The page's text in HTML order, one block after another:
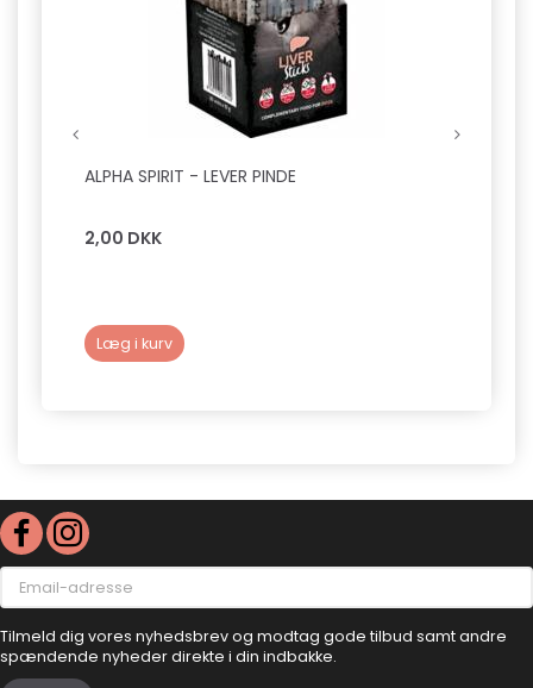
ALPHA SPIRIT - LEVER PINDE
2,00 DKK
Læg i kurv
Email-
adresse
Tilmeld dig vores nyhedsbrev og modtag gode tilbud samt andre
spændende nyheder direkte i din indbakke.